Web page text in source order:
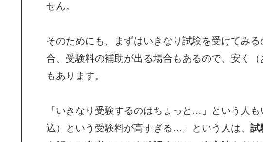
せん。
そのためにも、まずはいきなり試験を受けてみ
合、受験料の補助が出る場合もあるので、安く
もあります。
「いきなり受験するのはちょっと…」という人
込）という受験料が高すぎる…」という人は、 試